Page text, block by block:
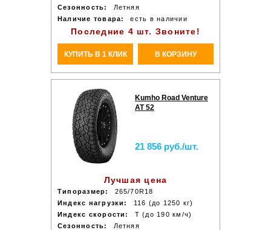
Сезонность:
Летняя
Наличие товара:
есть в наличии
Последние 4 шт. Звоните!
КУПИТЬ В 1 КЛИК В КОРЗИНУ
Kumho Road Venture
AT 52
21 856 руб./шт.
Лучшая цена
Типоразмер:
265/70R18
Индекс нагрузки:
116 (до 1250 кг)
Индекс скорости:
T (до 190 км/ч)
Сезонность:
Летняя